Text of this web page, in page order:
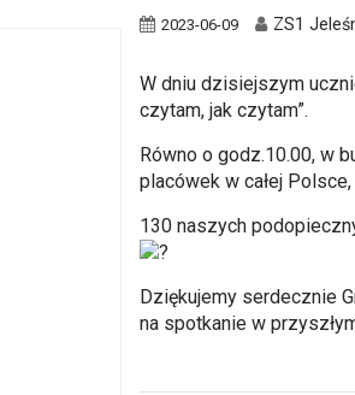
2023-06-09 ZS1
W dniu dzisiejszym
czytam, jak czytam”.
Równo o godz.10.00, w
placówek w całej
130 naszych
Dziękujemy serdecznie
na spotkanie w